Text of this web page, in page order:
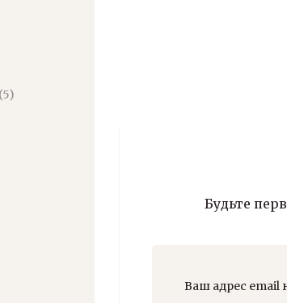
Будьте
Ваш адрес email
(5)